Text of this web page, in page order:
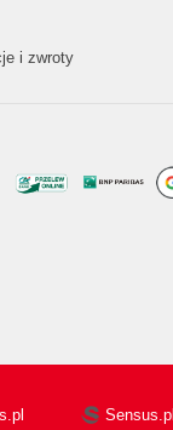
i zwroty
Sensus.pl